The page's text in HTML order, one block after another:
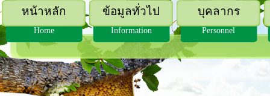
หน้าหลัก
Home
ข้อมูลทั่วไป
Information
บุคลากร
Personnel